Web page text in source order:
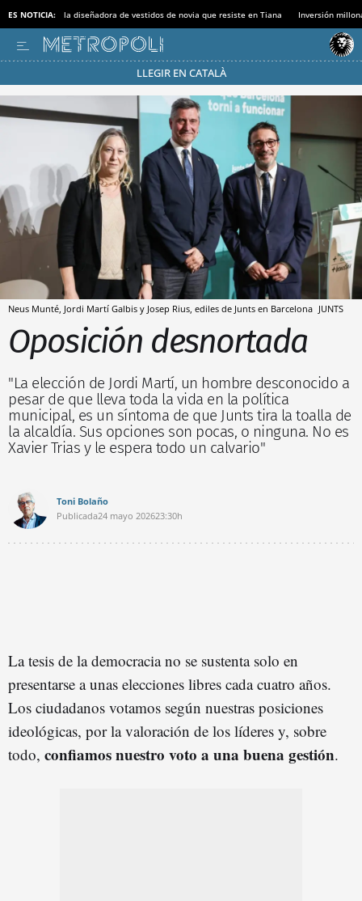
ES NOTICIA: la diseñadora de vestidos de novia que resiste en Tiana Inversión
LLEGIR EN CATALÀ
Pásate al MODO AHORRO
Neus Munté, Jordi Martí Galbis y Josep Rius, ediles de Junts en Barcelona JUNTS
Oposición desnortada
"La elección de Jordi Martí, un hombre desconocido a
pesar de que lleva toda la vida en la política
municipal, es un síntoma de que Junts tira la toalla de
la alcaldía. Sus opciones son pocas, o ninguna. No es
Xavier Trias y le espera todo un calvario"
Toni Bolaño
Publicada24 mayo 202623:30h
La tesis de la democracia no se sustenta solo en
presentarse a unas elecciones libres cada cuatro años.
Los ciudadanos votamos según nuestras posiciones
ideológicas, por la valoración de los líderes y, sobre
todo, confiamos nuestro voto a una buena gestión.